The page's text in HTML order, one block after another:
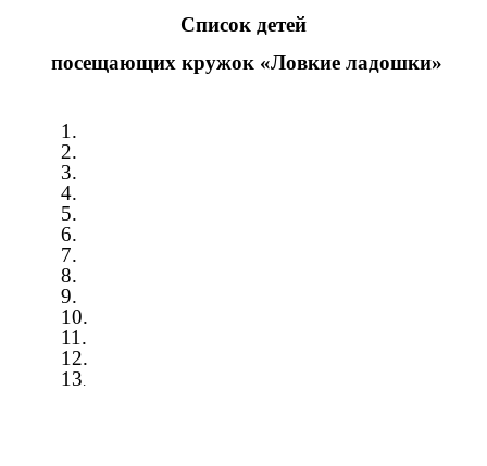
Список детей
посещающих кружок «Ловкие ладошки»
1.
2.
3.
4.
5.
6.
7.
8.
9.
10.
11.
12.
13.